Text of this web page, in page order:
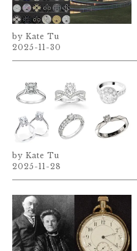
Kate Tu
2025-11-30
Kate Tu
2025-11-28